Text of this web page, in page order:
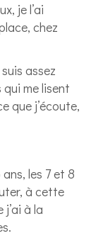
je l’ai
chez
assez
me lisent
que j’écoute,
les 7 et 8
à cette
à la